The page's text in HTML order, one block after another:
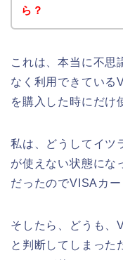
ら？
これは、本当に不思
なく利用できている
を購入した時にだけ
私は、どうしてイツ
が使えない状態にな
だったのでVISAカ
そしたら、どうも、
と判断してしまった